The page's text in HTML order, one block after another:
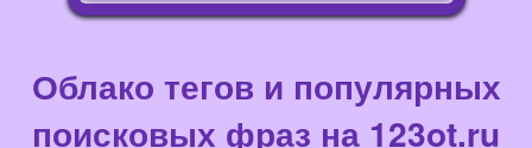
Облако тегов и популярных
поисковых фраз на 123ot.ru